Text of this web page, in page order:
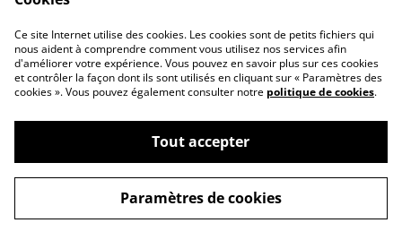
cookies
Contact
©2026Les Savons du Chalet
powered by
Ce site Internet utilise des cookies. Les cookies sont de petits fichiers qui
nous aident à comprendre comment vous utilisez nos services afin
d'améliorer votre expérience. Vous pouvez en savoir plus sur ces cookies
et contrôler la façon dont ils sont utilisés en cliquant sur « Paramètres des
cookies ». Vous pouvez également consulter notre politique de cookies.
Tout accepter
Paramètres de cookies